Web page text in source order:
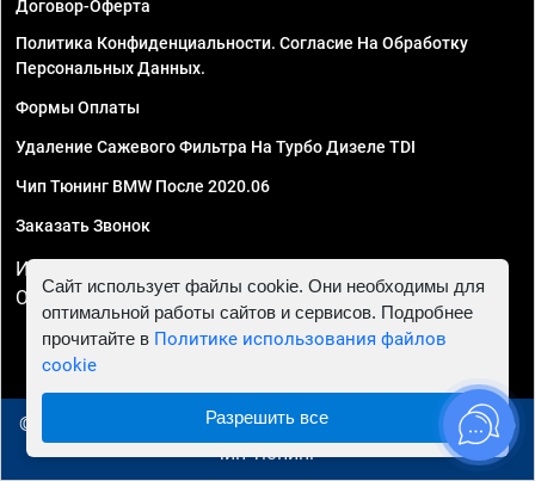
Договор-Оферта
Политика Конфиденциальности. Согласие На Обработку
Персональных Данных.
Формы Оплаты
Удаление Сажевого Фильтра На Турбо Дизеле TDI
Чип Тюнинг BMW После 2020.06
Заказать Звонок
ИП Смирнов Георгий Павлович. ИНН 781302555843,
ОГРНИП 324470400032610
© 2010 - 2026 Чип тюнинг в Вологде - Автосервис "Евро
Чип Тюнинг"
Сайт использует файлы cookie. Они необходимы для
оптимальной работы сайтов и сервисов. Подробнее
прочитайте в Политике использования файлов
cookie
Разрешить все